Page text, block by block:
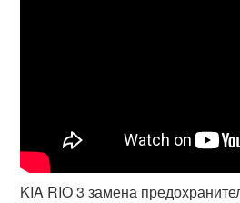
KIA RIO 3 замена